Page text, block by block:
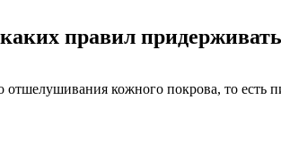
правил
кожного покрова, то есть